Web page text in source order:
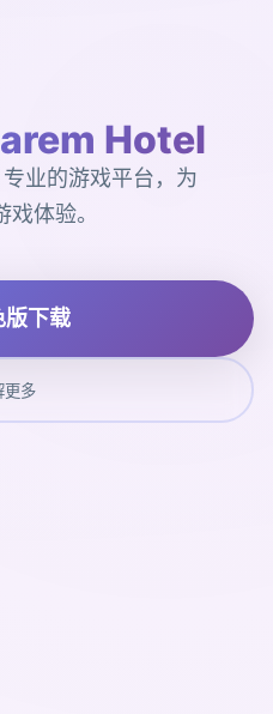
Hotel
业的游戏平台，为
体验。
版下载
更多